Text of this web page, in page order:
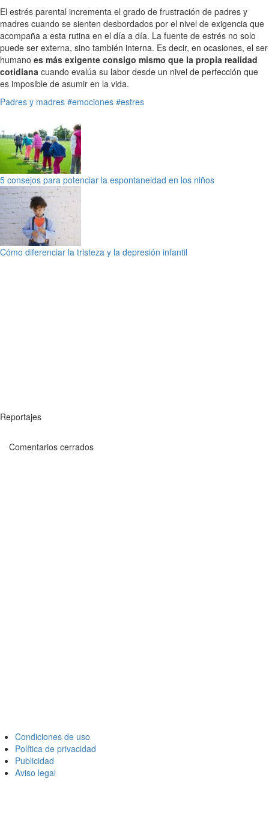
El estrés parental incrementa el grado de frustración de padres y
madres cuando se sienten desbordados por el nivel de exigencia que
acompaña a esta rutina en el día a día. La fuente de estrés no solo
puede ser externa, sino también interna. Es decir, en ocasiones, el ser
humano es más exigente consigo mismo que la propia realidad
cotidiana cuando evalúa su labor desde un nivel de perfección que
es imposible de asumir en la vida.
Padres y madres #emociones #estres
5 consejos para potenciar la espontaneidad en los niños
Cómo diferenciar la tristeza y la depresión infantil
Reportajes
Comentarios cerrados
Condiciones de uso
Política de privacidad
Publicidad
Aviso legal